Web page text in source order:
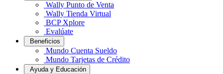
Wally Punto de Venta
Wally Tienda Virtual
BCP Xplore
Evalúate
Beneficios
Mundo Cuenta Sueldo
Mundo Tarjetas de Crédito
Ayuda y Educación